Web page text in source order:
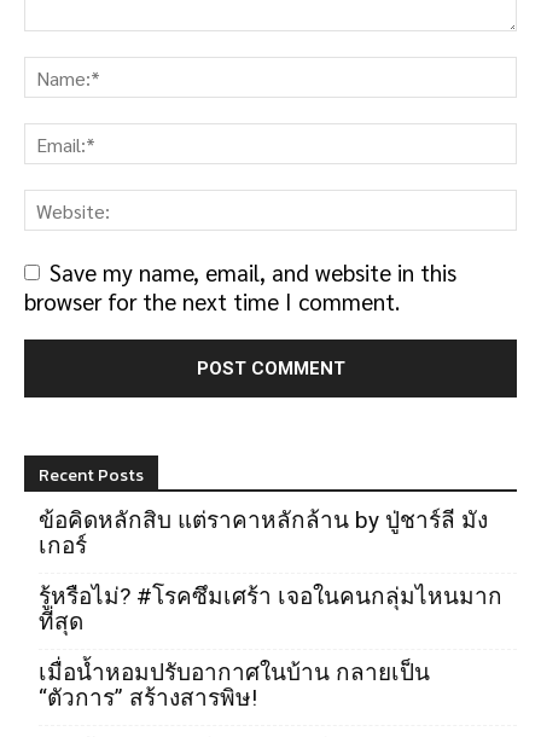
Save my name, email, and website in this
browser for the next time I comment.
Recent Posts
ข้อคิดหลักสิบ แต่ราคาหลักล้าน by ปู่ชาร์ลี มัง
เกอร์
รู้หรือไม่? #โรคซึมเศร้า เจอในคนกลุ่มไหนมาก
ที่สุด
เมื่อน้ำหอมปรับอากาศในบ้าน กลายเป็น
“ตัวการ” สร้างสารพิษ!